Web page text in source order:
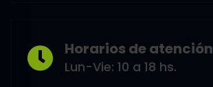
Horarios de atención
Lun-Vie: 10 a 18 hs.